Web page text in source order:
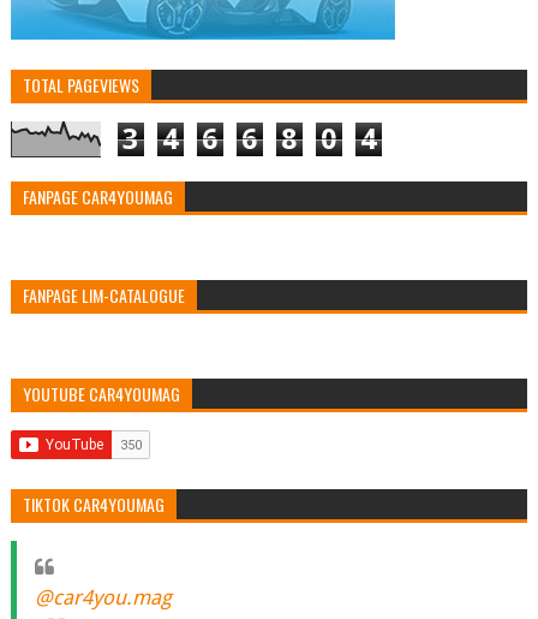
TOTAL PAGEVIEWS
3 4 6 6 8 0 4
FANPAGE CAR4YOUMAG
FANPAGE LIM-CATALOGUE
YOUTUBE CAR4YOUMAG
TIKTOK CAR4YOUMAG
@car4you.mag